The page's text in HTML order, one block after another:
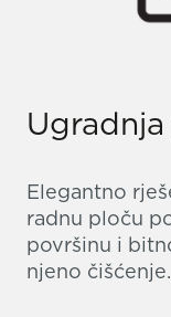
Elegantno
radnu ploču
površinu i
njeno čišćenje.